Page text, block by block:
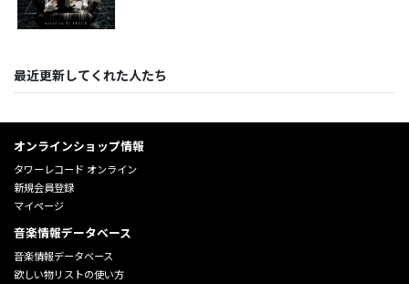
最近更新してくれた人たち
オンラインショップ情報
タワーレコード オンライン
新規会員登録
マイページ
音楽情報データベース
音楽情報データベース
欲しい物リストの使い方